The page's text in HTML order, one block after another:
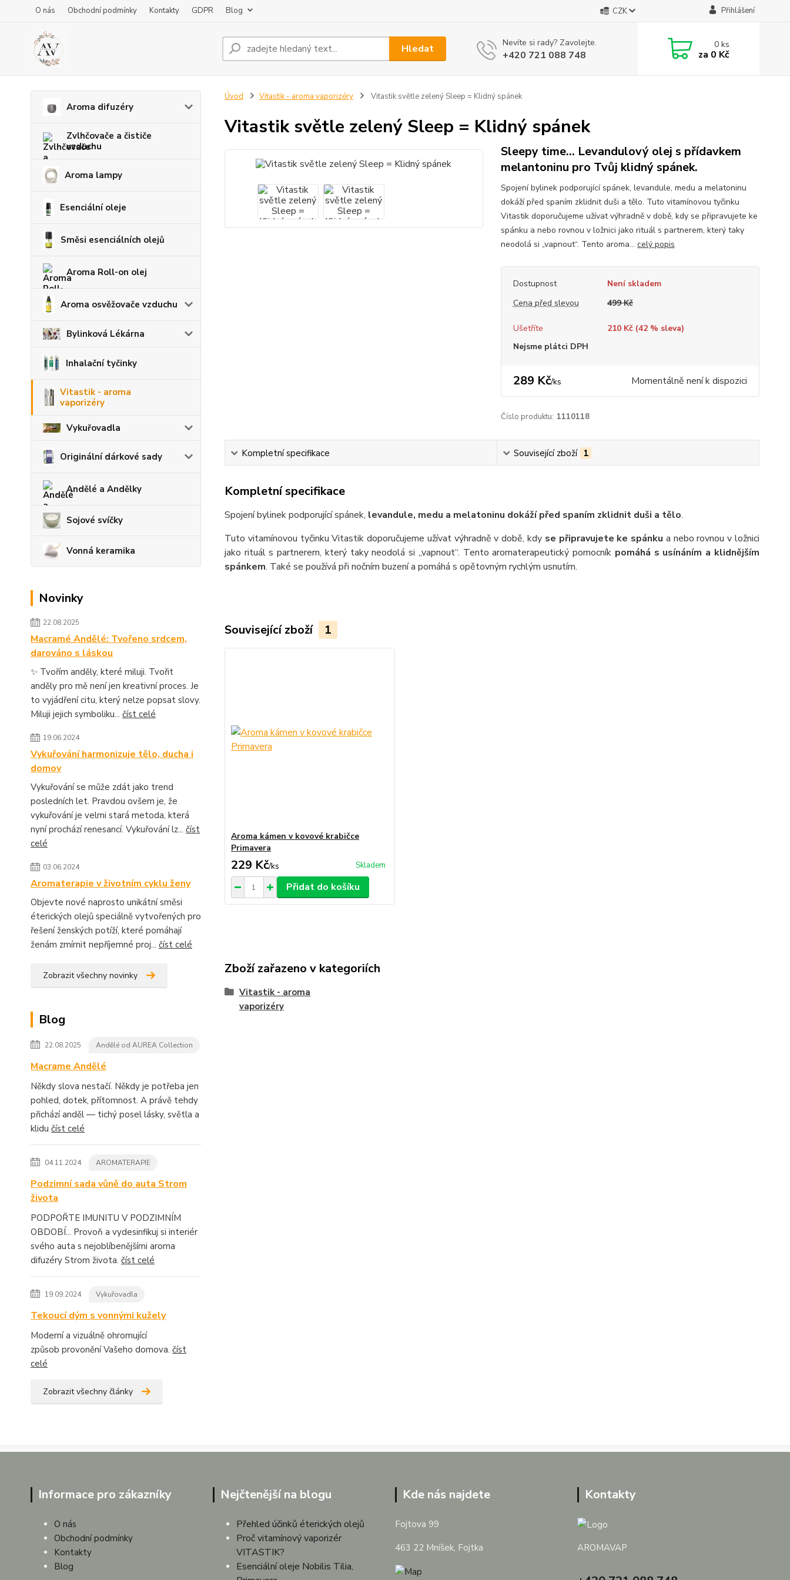
O nás Obchodní podmínky Kontakty GDPR Blog CZK Přihlášení
Hledat Nevíte si rady? Zavolejte.
+420 721 088 748
0ks
za 0 Kč
Aroma difuzéry
Zvlhčovače a čističe
vzduchu
Aroma lampy
Esenciální oleje
Směsi esenciálních olejů
Aroma Roll-on olej
Aroma osvěžovače vzduchu
Bylinková Lékárna
Inhalační tyčinky
Vitastik - aroma
vaporizéry
Vykuřovadla
Originální dárkové sady
Andělé a Andělky
Sojové svíčky
Vonná keramika
Novinky
22.08.2025
Macramé Andělé: Tvořeno srdcem,
darováno s láskou
✨ Tvořím anděly, které miluji. Tvořit
anděly pro mě není jen kreativní proces. Je
to vyjádření citu, který nelze popsat slovy.
Miluji jejich symboliku... číst celé
19.06.2024
Vykuřování harmonizuje tělo, ducha i
domov
Vykuřování se může zdát jako trend
posledních let. Pravdou ovšem je, že
vykuřování je velmi stará metoda, která
nyní prochází renesancí. Vykuřování lz... číst
celé
03.06.2024
Aromaterapie v životním cyklu ženy
Objevte nové naprosto unikátní směsi
éterických olejů speciálně vytvořených pro
řešení ženských potíží, které pomáhají
ženám zmírnit nepříjemné proj... číst celé
Zobrazit všechny novinky
Blog
22.08.2025 Andělé od AUREA Collection
Macrame Andělé
Někdy slova nestačí. Někdy je potřeba jen
pohled, dotek, přítomnost. A právě tehdy
přichází anděl — tichý posel lásky, světla a
klidu číst celé
04.11.2024 AROMATERAPIE
Podzimní sada vůně do auta Strom
života
PODPOŘTE IMUNITU V PODZIMNÍM
OBDOBÍ... Provoň a vydesinfikuj si interiér
svého auta s nejoblíbenějšími aroma
difuzéry Strom života. číst celé
19.09.2024 Vykuřovadla
Tekoucí dým s vonnými kužely
Moderní a vizuálně ohromující
způsob provonění Vašeho domova. číst
celé
Zobrazit všechny články
Úvod Vitastik - aroma vaporizéry Vitastik světle zelený Sleep = Klidný spánek
Vitastik světle zelený Sleep = Klidný spánek
Sleepy time... Levandulový olej s přídavkem
melantoninu pro Tvůj klidný spánek.
Spojení bylinek podporující spánek, levandule, medu a melatoninu
dokáží před spaním zklidnit duši a tělo. Tuto vitamínovou tyčinku
Vitastik doporučujeme užívat výhradně v době, kdy se připravujete ke
spánku a nebo rovnou v ložnici jako rituál s partnerem, který taky
neodolá si „vapnout“. Tento aroma... celý popis
Dostupnost
Není skladem
Cena před slevou
499 Kč
Ušetříte 210 Kč (42% sleva)
Nejsme plátci DPH
289 Kč/ks Momentálně není k dispozici
Číslo produktu: 1110118
Kompletní specifikace Související zboží 1
Kompletní specifikace
Spojení bylinek podporující spánek, levandule, medu a melatoninu dokáží před spaním zklidnit duši a tělo.
Tuto vitamínovou tyčinku Vitastik doporučujeme užívat výhradně v době, kdy se připravujete ke spánku a nebo rovnou v ložnici
jako rituál s partnerem, který taky neodolá si „vapnout“. Tento aromaterapeutický pomocník pomáhá s usínáním a klidnějším
spánkem. Také se používá při nočním buzení a pomáhá s opětovným rychlým usnutím.
Související zboží 1
Aroma kámen v kovové krabičce
Primavera
229 Kč/ks Skladem
Přidat do košíku
Zboží zařazeno v kategoriích
Vitastik - aroma
vaporizéry
Informace pro zákazníky
O nás
Obchodní podmínky
Kontakty
Blog
Nejčtenější na blogu
Přehled účinků éterických olejů
Proč vitamínový vaporizér
VITASTIK?
Esenciální oleje Nobilis Tilia,
Kde nás najdete
Fojtova 99
463 22 Mníšek, Fojtka
Kontakty
AROMAVAP